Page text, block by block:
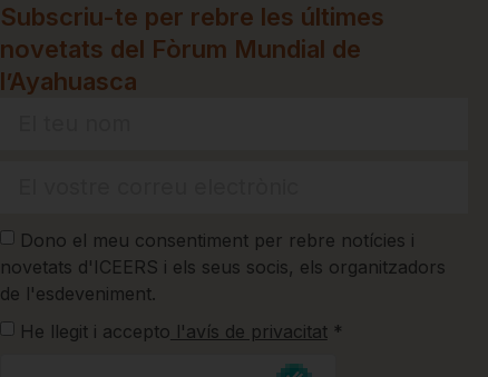
Subscriu-te per rebre les últimes
novetats del Fòrum Mundial de
l’Ayahuasca
Dono el meu consentiment per rebre notícies i
novetats d'ICEERS i els seus socis, els organitzadors
de l'esdeveniment.
He llegit i accepto l'avís de privacitat*